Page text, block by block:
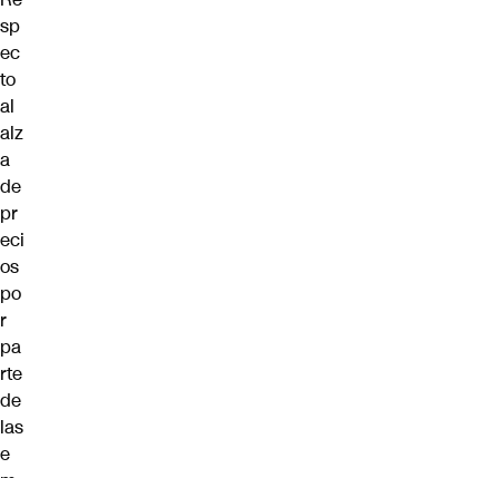
sp
ec
to
al
alz
a
de
pr
eci
os
po
r
pa
rte
de
las
e